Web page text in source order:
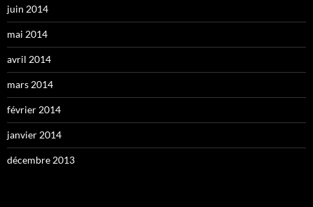
juin 2014
mai 2014
avril 2014
mars 2014
février 2014
janvier 2014
décembre 2013